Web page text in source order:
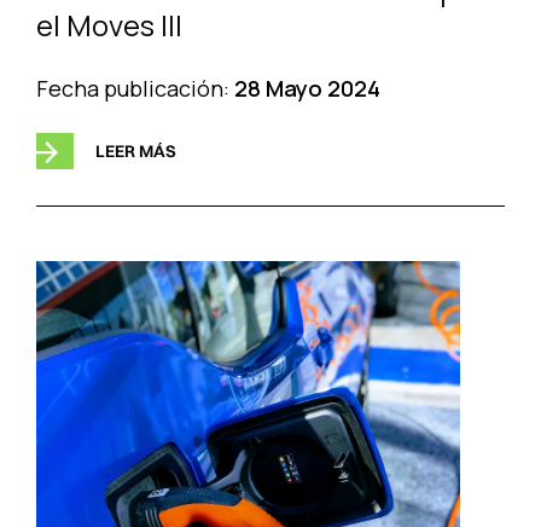
el Moves III
Fecha publicación: 28 Mayo 2024
LEER MÁS